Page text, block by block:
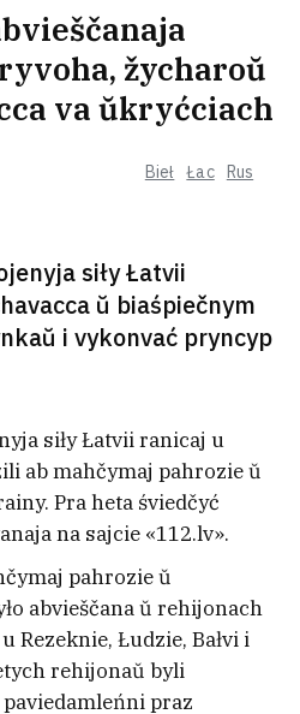
Bieł Łac Rus
žycharoŭ
va ŭkryćciach
siły Łatvii
ŭ biaśpiečnym
i vykonvać pryncyp
siły Łatvii ranicaj u
ab mahčymaj pahrozie ŭ
Pra heta śviedčyć
na sajcie «112.lv».
pahrozie ŭ
abvieščana ŭ rehijonach
Rezeknie, Łudzie, Bałvi i
rehijonaŭ byli
praz
vidy
pabiŭsia z
zabojcaŭ